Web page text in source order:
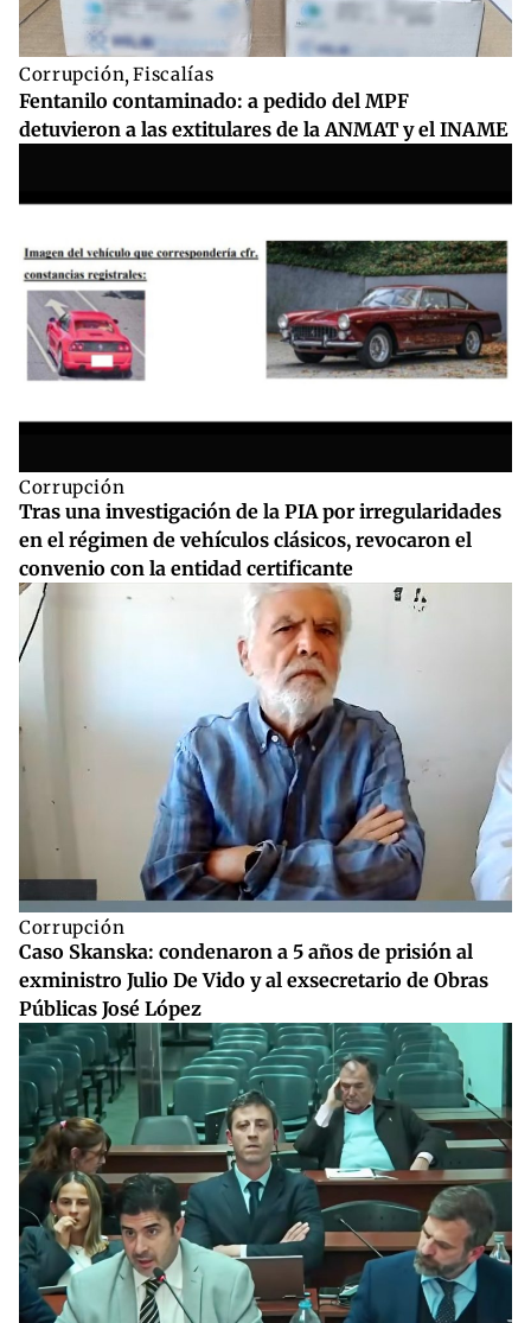
Corrupción,Fiscalías
Fentanilo contaminado: a pedido del MPF
detuvieron a las extitulares de la ANMAT y el INAME
Corrupción
Tras una investigación de la PIA por irregularidades
en el régimen de vehículos clásicos, revocaron el
convenio con la entidad certificante
Corrupción
Caso Skanska: condenaron a 5 años de prisión al
exministro Julio De Vido y al exsecretario de Obras
Públicas José López